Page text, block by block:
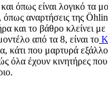
όπως είναι λογικό τα
αναρτήσεις της
και το βάθρο κλείνει με
από τα 8, είναι το
κάτι που μαρτυρά
έχουν κινητήρες που